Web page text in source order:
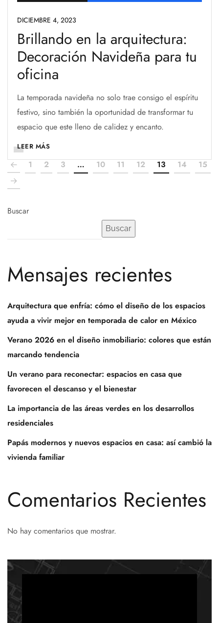
DICIEMBRE 4, 2023
Brillando en la arquitectura:
Decoración Navideña para tu
oficina
La temporada navideña no solo trae consigo el espíritu
festivo, sino también la oportunidad de transformar tu
espacio que este lleno de calidez y encanto.
LEER MÁS
1 2 3 … 10 11 12 13 14 15
Buscar
Buscar
Mensajes recientes
Arquitectura que enfría: cómo el diseño de los espacios
ayuda a vivir mejor en temporada de calor en México
Verano 2026 en el diseño inmobiliario: colores que están
marcando tendencia
Un verano para reconectar: espacios en casa que
favorecen el descanso y el bienestar
La importancia de las áreas verdes en los desarrollos
residenciales
Papás modernos y nuevos espacios en casa: así cambió la
vivienda familiar
Comentarios Recientes
No hay comentarios que mostrar.